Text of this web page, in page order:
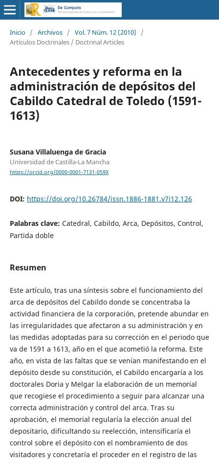
Inicio / Archivos / Vol. 7 Núm. 12 (2010)
/
Artículos Doctrinales / Doctrinal Articles
Antecedentes y reforma en la
administración de depósitos del
Cabildo Catedral de Toledo (1591-
1613)
Susana Villaluenga de Gracia
Universidad de Castilla-La Mancha
https://orcid.org/0000-0001-7131-059X
DOI: https://doi.org/10.26784/issn.1886-1881.v7i12.126
Palabras clave: Catedral, Cabildo, Arca, Depósitos, Control,
Partida doble
Resumen
Este artículo, tras una síntesis sobre el funcionamiento del
arca de depósitos del Cabildo donde se concentraba la
actividad financiera de la corporación, pretende abundar en
las irregularidades que afectaron a su administración y en
las medidas adoptadas para su corrección en el periodo que
va de 1591 a 1613, año en el que acometió la reforma. Este
año, en vista de las faltas que se venían manifestando en el
depósito desde su constitución, el Cabildo encargaría a los
doctorales Doria y Melgar la elaboración de un memorial
que recogiese el procedimiento a seguir para alcanzar una
correcta administración y control del arca. Tras su
aprobación, el memorial regularía la elección anual del
depositario, dificultando su reelección, intensificaría el
control sobre el depósito con el nombramiento de dos
visitadores y concretaría el proceder en el registro de las